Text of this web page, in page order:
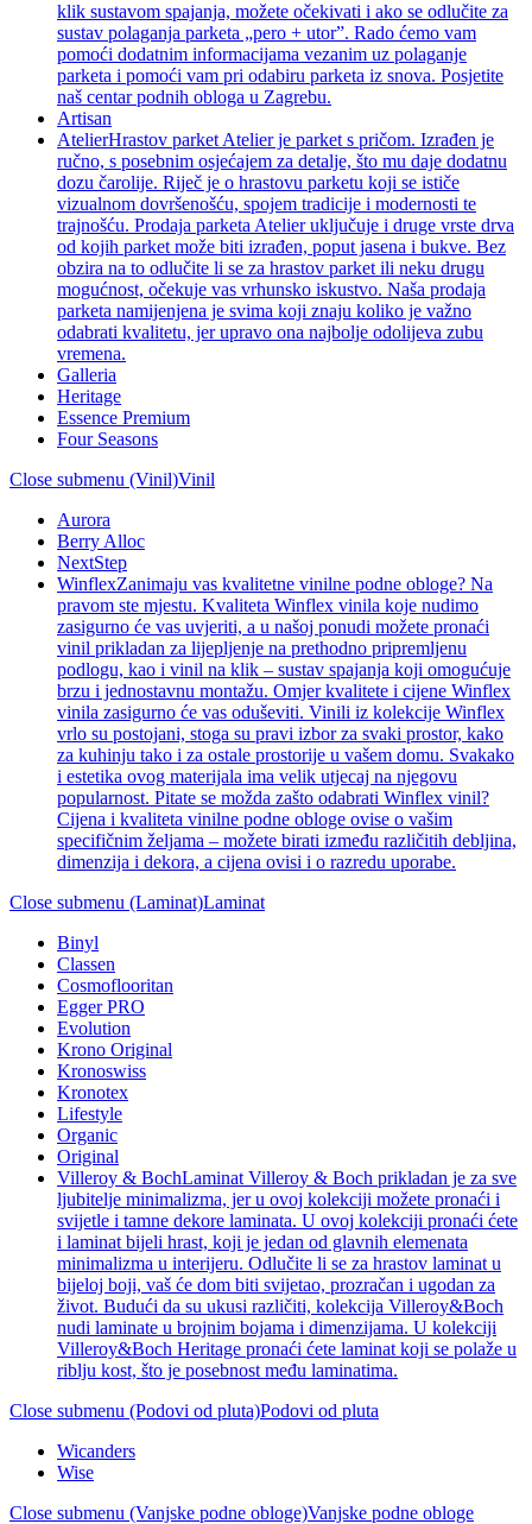
klik sustavom spajanja, možete očekivati i ako se odlučite za
sustav polaganja parketa „pero + utor”. Rado ćemo vam
pomoći dodatnim informacijama vezanim uz polaganje
parketa i pomoći vam pri odabiru parketa iz snova. Posjetite
naš centar podnih obloga u Zagrebu.
Artisan
AtelierHrastov parket Atelier je parket s pričom. Izrađen je
ručno, s posebnim osjećajem za detalje, što mu daje dodatnu
dozu čarolije. Riječ je o hrastovu parketu koji se ističe
vizualnom dovršenošću, spojem tradicije i modernosti te
trajnošću. Prodaja parketa Atelier uključuje i druge vrste drva
od kojih parket može biti izrađen, poput jasena i bukve. Bez
obzira na to odlučite li se za hrastov parket ili neku drugu
mogućnost, očekuje vas vrhunsko iskustvo. Naša prodaja
parketa namijenjena je svima koji znaju koliko je važno
odabrati kvalitetu, jer upravo ona najbolje odolijeva zubu
vremena.
Galleria
Heritage
Essence Premium
Four Seasons
Close submenu (Vinil)Vinil
Aurora
Berry Alloc
NextStep
WinflexZanimaju vas kvalitetne vinilne podne obloge? Na
pravom ste mjestu. Kvaliteta Winflex vinila koje nudimo
zasigurno će vas uvjeriti, a u našoj ponudi možete pronaći
vinil prikladan za lijepljenje na prethodno pripremljenu
podlogu, kao i vinil na klik – sustav spajanja koji omogućuje
brzu i jednostavnu montažu. Omjer kvalitete i cijene Winflex
vinila zasigurno će vas oduševiti. Vinili iz kolekcije Winflex
vrlo su postojani, stoga su pravi izbor za svaki prostor, kako
za kuhinju tako i za ostale prostorije u vašem domu. Svakako
i estetika ovog materijala ima velik utjecaj na njegovu
popularnost. Pitate se možda zašto odabrati Winflex vinil?
Cijena i kvaliteta vinilne podne obloge ovise o vašim
specifičnim željama – možete birati između različitih debljina,
dimenzija i dekora, a cijena ovisi i o razredu uporabe.
Close submenu (Laminat)Laminat
Binyl
Classen
Cosmoflooritan
Egger PRO
Evolution
Krono Original
Kronoswiss
Kronotex
Lifestyle
Organic
Original
Villeroy & BochLaminat Villeroy & Boch prikladan je za sve
ljubitelje minimalizma, jer u ovoj kolekciji možete pronaći i
svijetle i tamne dekore laminata. U ovoj kolekciji pronaći ćete
i laminat bijeli hrast, koji je jedan od glavnih elemenata
minimalizma u interijeru. Odlučite li se za hrastov laminat u
bijeloj boji, vaš će dom biti svijetao, prozračan i ugodan za
život. Budući da su ukusi različiti, kolekcija Villeroy&Boch
nudi laminate u brojnim bojama i dimenzijama. U kolekciji
Villeroy&Boch Heritage pronaći ćete laminat koji se polaže u
riblju kost, što je posebnost među laminatima.
Close submenu (Podovi od pluta)Podovi od pluta
Wicanders
Wise
Close submenu (Vanjske podne obloge)Vanjske podne obloge